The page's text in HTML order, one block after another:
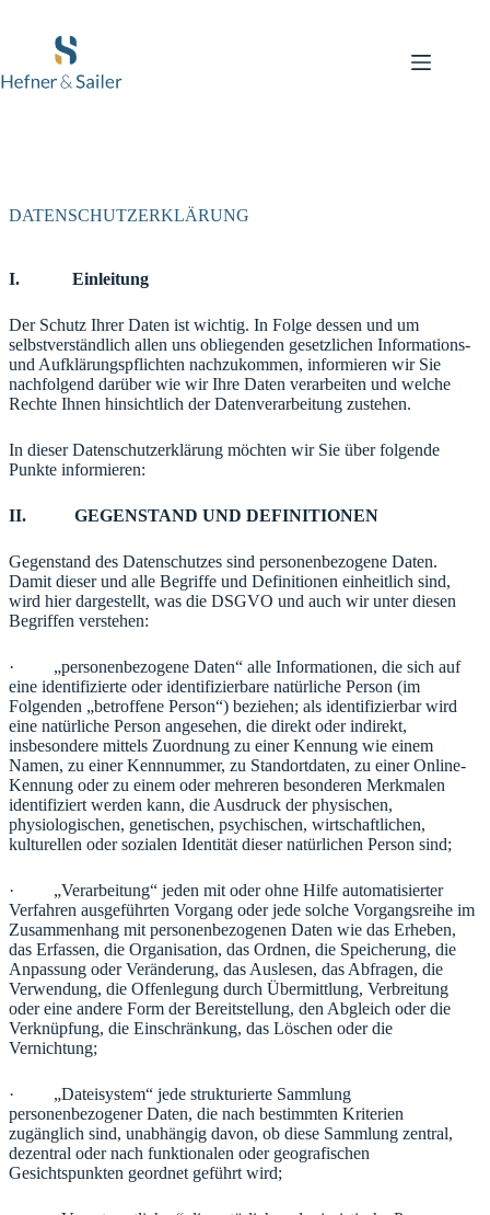
springen
DATENSCHUTZERKLÄRUNG
I. Einleitung
Der Schutz Ihrer Daten ist wichtig. In Folge dessen und um
selbstverständlich allen uns obliegenden gesetzlichen Informations-
und Aufklärungspflichten nachzukommen, informieren wir Sie
nachfolgend darüber wie wir Ihre Daten verarbeiten und welche
Rechte Ihnen hinsichtlich der Datenverarbeitung zustehen.
In dieser Datenschutzerklärung möchten wir Sie über folgende
Punkte informieren:
II. GEGENSTAND UND DEFINITIONEN
Gegenstand des Datenschutzes sind personenbezogene Daten.
Damit dieser und alle Begriffe und Definitionen einheitlich sind,
wird hier dargestellt, was die DSGVO und auch wir unter diesen
Begriffen verstehen:
· „personenbezogene Daten“ alle Informationen, die sich auf
eine identifizierte oder identifizierbare natürliche Person (im
Folgenden „betroffene Person“) beziehen; als identifizierbar wird
eine natürliche Person angesehen, die direkt oder indirekt,
insbesondere mittels Zuordnung zu einer Kennung wie einem
Namen, zu einer Kennnummer, zu Standortdaten, zu einer Online-
Kennung oder zu einem oder mehreren besonderen Merkmalen
identifiziert werden kann, die Ausdruck der physischen,
physiologischen, genetischen, psychischen, wirtschaftlichen,
kulturellen oder sozialen Identität dieser natürlichen Person sind;
· „Verarbeitung“ jeden mit oder ohne Hilfe automatisierter
Verfahren ausgeführten Vorgang oder jede solche Vorgangsreihe im
Zusammenhang mit personenbezogenen Daten wie das Erheben,
das Erfassen, die Organisation, das Ordnen, die Speicherung, die
Anpassung oder Veränderung, das Auslesen, das Abfragen, die
Verwendung, die Offenlegung durch Übermittlung, Verbreitung
oder eine andere Form der Bereitstellung, den Abgleich oder die
Verknüpfung, die Einschränkung, das Löschen oder die
Vernichtung;
· „Dateisystem“ jede strukturierte Sammlung
personenbezogener Daten, die nach bestimmten Kriterien
zugänglich sind, unabhängig davon, ob diese Sammlung zentral,
dezentral oder nach funktionalen oder geografischen
Gesichtspunkten geordnet geführt wird;